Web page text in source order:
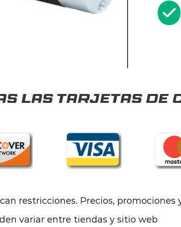
las tarjetas de
restricciones. Precios, promociones
variar entre tiendas y sitio web